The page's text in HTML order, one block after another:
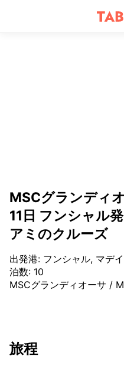
MSCグランディ
11日 フンシャル
アミのクルーズ
出発港: フンシャル, マデ
泊数: 10
MSCグランディオーサ /
旅程